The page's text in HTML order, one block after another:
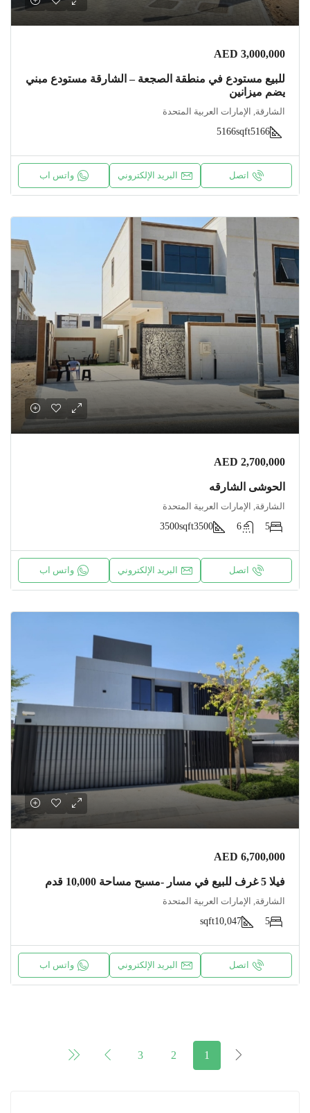
AED 3,000,000
للبيع مستودع في منطقة الصجعة – الشارقة مستودع مبني
يضم ميزانين
الشارقة, الإمارات العربية المتحدة
5166
5166sqft
اتصل البريد الإلكتروني واتس اب
AED 2,700,000
الحوشى الشارقه
الشارقة, الإمارات العربية المتحدة
5
6
3500
3500sqft
اتصل البريد الإلكتروني واتس اب
AED 6,700,000
فيلا 5 غرف للبيع في مسار -مسبح مساحة 10,000 قدم
الشارقة, الإمارات العربية المتحدة
5
10,047
sqft
اتصل البريد الإلكتروني واتس اب
1
2
3